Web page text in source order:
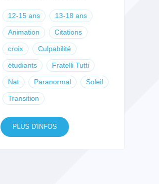
12-15 ans 13-18 ans
Animation Citations
croix Culpabilité
étudiants Fratelli Tutti
Nat Paranormal Soleil
Transition
PLUS D'INFOS